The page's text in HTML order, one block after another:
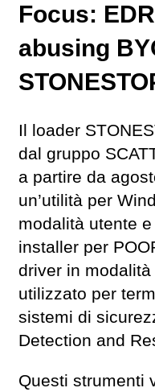
Focus:
abusing
Il loader
dal gruppo
a partire da
un’utilità per
modalità utente
installer per
driver in
utilizzato per
sistemi di
Detection and
Questi strumenti